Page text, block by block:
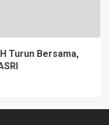
Turun Bersama,